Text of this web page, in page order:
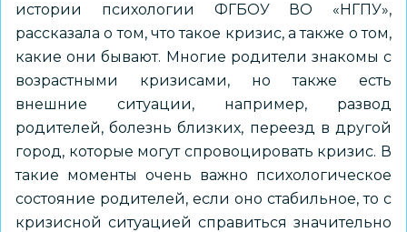
истории психологии ФГБОУ ВО «НГПУ»,
рассказала о том, что такое кризис, а также о том,
какие они бывают. Многие родители знакомы с
возрастными кризисами, но также есть
внешние ситуации, например, развод
родителей, болезнь близких, переезд в другой
город, которые могут спровоцировать кризис. В
такие моменты очень важно психологическое
состояние родителей, если оно стабильное, то с
кризисной ситуацией справиться значительно